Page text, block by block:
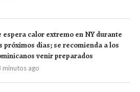
espera calor extremo en NY durante
próximos días; se recomienda a los
venir preparados
minutos ago